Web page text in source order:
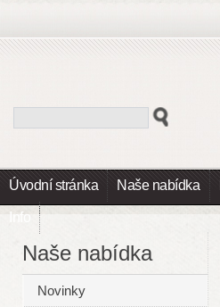
Úvodní stránka Naše nabídka
Info
Naše nabídka
Novinky